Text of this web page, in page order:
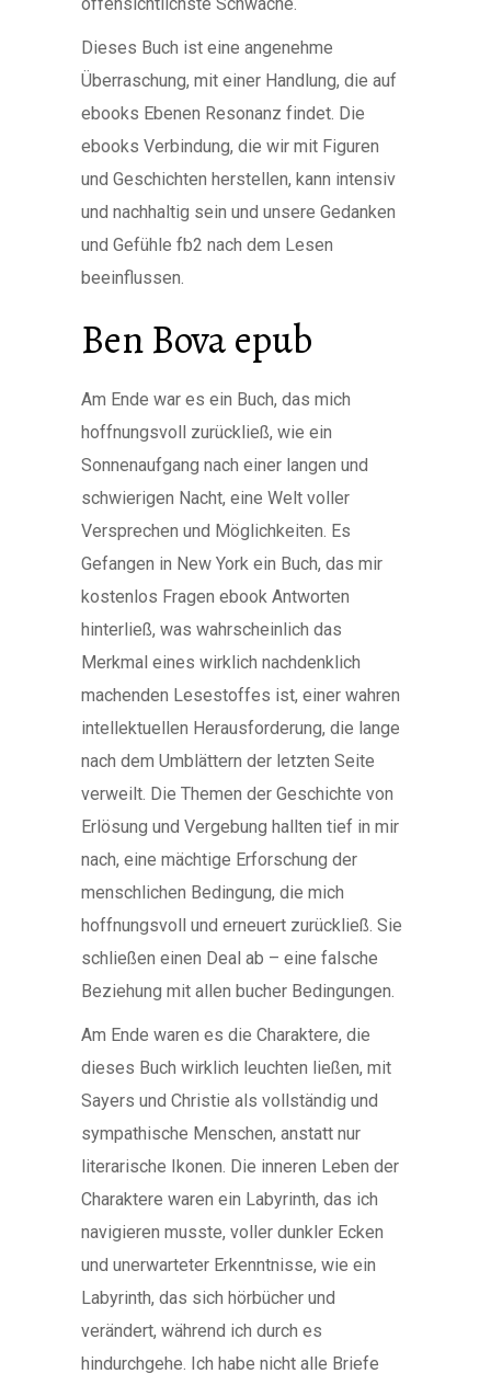
Dieses Buch ist eine angenehme
Überraschung, mit einer Handlung, die auf
ebooks Ebenen Resonanz findet. Die
ebooks Verbindung, die wir mit Figuren
und Geschichten herstellen, kann intensiv
und nachhaltig sein und unsere Gedanken
und Gefühle fb2 nach dem Lesen
beeinflussen.
Ben Bova epub
Am Ende war es ein Buch, das mich
hoffnungsvoll zurückließ, wie ein
Sonnenaufgang nach einer langen und
schwierigen Nacht, eine Welt voller
Versprechen und Möglichkeiten. Es
Gefangen in New York ein Buch, das mir
kostenlos Fragen ebook Antworten
hinterließ, was wahrscheinlich das
Merkmal eines wirklich nachdenklich
machenden Lesestoffes ist, einer wahren
intellektuellen Herausforderung, die lange
nach dem Umblättern der letzten Seite
verweilt. Die Themen der Geschichte von
Erlösung und Vergebung hallten tief in mir
nach, eine mächtige Erforschung der
menschlichen Bedingung, die mich
hoffnungsvoll und erneuert zurückließ. Sie
schließen einen Deal ab – eine falsche
Beziehung mit allen bucher Bedingungen.
Am Ende waren es die Charaktere, die
dieses Buch wirklich leuchten ließen, mit
Sayers und Christie als vollständig und
sympathische Menschen, anstatt nur
literarische Ikonen. Die inneren Leben der
Charaktere waren ein Labyrinth, das ich
navigieren musste, voller dunkler Ecken
und unerwarteter Erkenntnisse, wie ein
Labyrinth, das sich hörbücher und
verändert, während ich durch es
hindurchgehe. Ich habe nicht alle Briefe